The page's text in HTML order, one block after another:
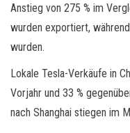
Anstieg von 275 % im
wurden exportiert,
wurden.
Lokale Tesla-Verkäufe in
Vorjahr und 33 %
nach Shanghai stiegen im